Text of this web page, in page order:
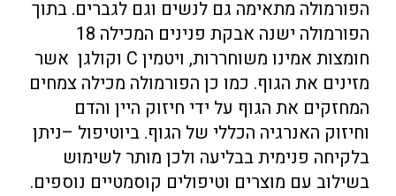
הפורמולה מתאימה גם לנשים וגם לגברים. בתוך
הפורמולה ישנה אבקת פנינים המכילה 18
חומצות אמינו משוחררות, ויטמין C וקולגן אשר
מזינים את הגוף. כמו כן הפורמולה מכילה צמחים
המחזקים את הגוף על ידי חיזוק היין והדם
וחיזוק האנרגיה הכללי של הגוף. ביוטיפול –ניתן
בלקיחה פנימית בבליעה ולכן מותר לשימוש
בשילוב עם מוצרים וטיפולים קוסמטיים נוספים.